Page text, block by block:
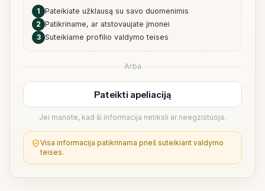
1 Pateikiate užklausą su savo duomenimis
2 Patikriname, ar atstovaujate įmonei
3 Suteikiame profilio valdymo teises
Arba
Pateikti apeliaciją
Jei manote, kad ši informacija netiksli ar neegzistuoja.
Visa informacija patikrinama prieš suteikiant valdymo
teises.